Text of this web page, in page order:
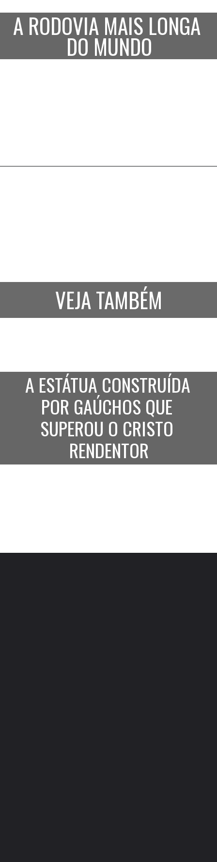
A RODOVIA MAIS LONGA
DO MUNDO
VEJA TAMBÉM
A ESTÁTUA CONSTRUÍDA
POR GAÚCHOS QUE
SUPEROU O CRISTO
RENDENTOR